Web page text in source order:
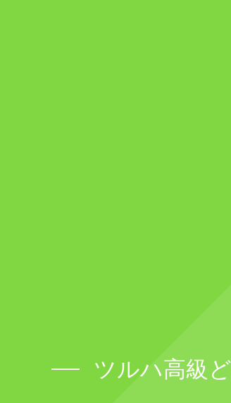
ツルハ高級